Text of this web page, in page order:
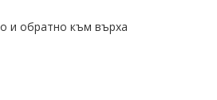
и обратно към върха